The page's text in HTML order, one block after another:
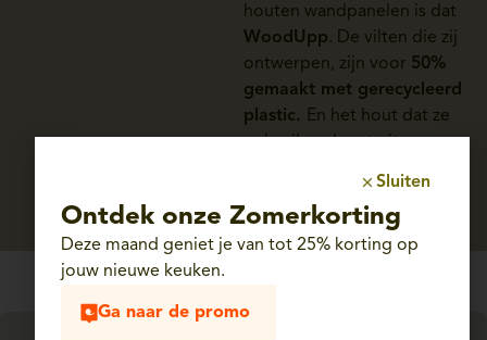
houten wandpanelen is dat
WoodUpp. De vilten die zij
ontwerpen, zijn voor 50%
gemaakt met gerecycleerd
plastic. En het hout dat ze
gebruiken, komt uit
Sluiten
Ontdek onze Zomerkorting
Deze maand geniet je van tot 25% korting op
jouw nieuwe keuken.
Ga naar de promo